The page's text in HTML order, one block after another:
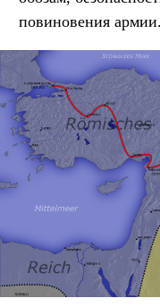
повиновения армии.